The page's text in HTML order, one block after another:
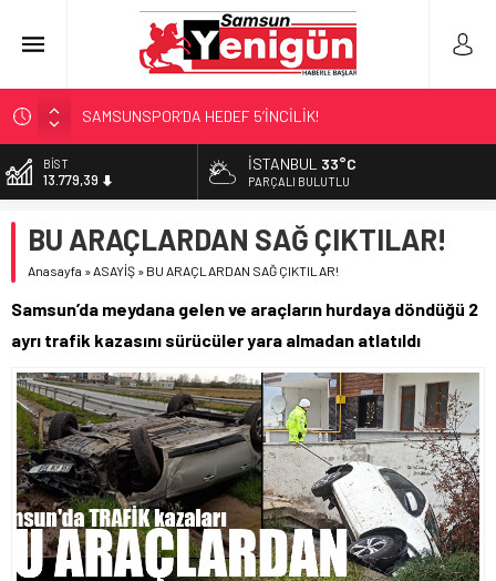
SAMSUNSPOR’DA HEDEF 5’İNCİLİK!
‘BAFRA’YA YATIRIM YAPIN!’
İŞTE FINDIK FİYATI!
GERİ SAYIM BAŞLADI
BİST
13.779,39
47,7111
EURO
6.660,55
İSTANBUL 33°C
PARÇALI BULUTLU
BU ARAÇLARDAN SAĞ ÇIKTILAR!
Anasayfa »ASAYİŞ » BU ARAÇLARDAN SAĞ ÇIKTILAR!
Samsun’da meydana gelen ve araçların hurdaya döndüğü 2
ayrı trafik kazasını sürücüler yara almadan atlatıldı